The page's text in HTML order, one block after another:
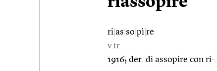
ri as so pì re
v.tr.
1916; der. di assopire con ri-.